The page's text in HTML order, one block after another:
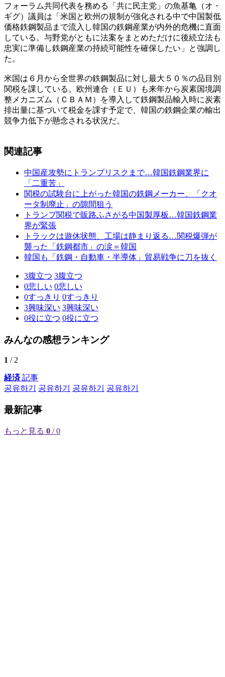
フォーラム共同代表を務める「共に民主党」の魚基亀（オ・
ギグ）議員は「米国と欧州の規制が強化される中で中国製低
価格鉄鋼製品まで流入し韓国の鉄鋼産業が内外的危機に直面
している。与野党がともに法案をまとめただけに後続立法も
忠実に準備し鉄鋼産業の持続可能性を確保したい」と強調し
た。
米国は６月から全世界の鉄鋼製品に対し最大５０％の品目別
関税を課している。欧州連合（ＥＵ）も来年から炭素国境調
整メカニズム（ＣＢＡＭ）を導入して鉄鋼製品輸入時に炭素
排出量に基づいて税金を課す予定で、韓国の鉄鋼企業の輸出
競争力低下が懸念される状況だ。
関連記事
中国産攻勢にトランプリスクまで…韓国鉄鋼業界に
「二重苦」
関税の試験台に上がった韓国の鉄鋼メーカー、「クオ
ータ制廃止」の隙間狙う
トランプ関税で販路ふさがる中国製厚板…韓国鉄鋼業
界が緊張
トラックは遊休状態、工場は静まり返る…関税爆弾が
襲った「鉄鋼都市」の涙＝韓国
韓国も「鉄鋼・自動車・半導体」貿易戦争に刀を抜く
3腹立つ 3腹立つ
0悲しい 0悲しい
0すっきり 0すっきり
3興味深い 3興味深い
0役に立つ 0役に立つ
みんなの感想ランキング
1 / 2
経済記事
공유하기
공유하기 공유하기 공유하기
最新記事
もっと見る 0 / 0